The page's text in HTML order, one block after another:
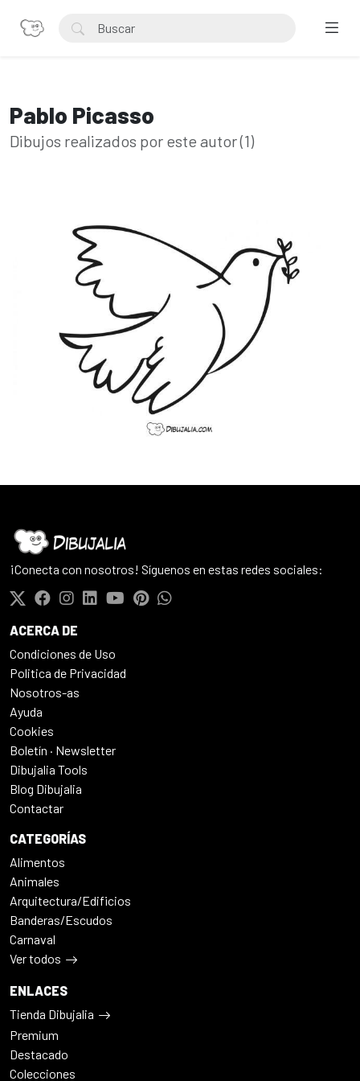
Pablo Picasso
Dibujos realizados por este autor (1)
¡Conecta con nosotros! Síguenos en estas redes sociales:
ACERCA DE
Condiciones de Uso
Politica de Privacidad
Nosotros-as
Ayuda
Cookies
Boletín · Newsletter
Dibujalia Tools
Blog Dibujalia
Contactar
CATEGORÍAS
Alimentos
Animales
Arquitectura/Edificios
Banderas/Escudos
Carnaval
Ver todos
ENLACES
Tienda Dibujalia
Premium
Destacado
Colecciones